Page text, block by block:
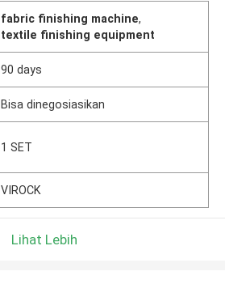
fabric finishing machine,
textile finishing equipment
90 days
Bisa dinegosiasikan
1 SET
VIROCK
Lihat Lebih